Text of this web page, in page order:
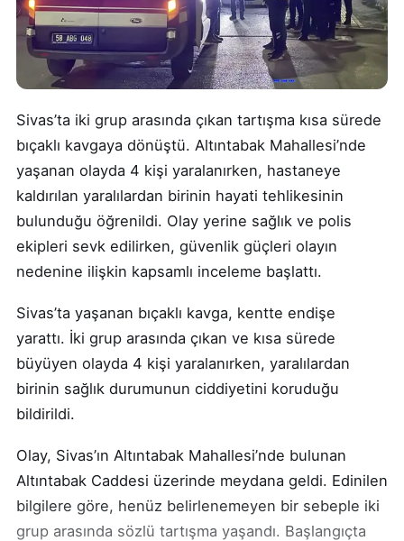
Sivas’ta iki grup arasında çıkan tartışma kısa sürede
bıçaklı kavgaya dönüştü. Altıntabak Mahallesi’nde
yaşanan olayda 4 kişi yaralanırken, hastaneye
kaldırılan yaralılardan birinin hayati tehlikesinin
bulunduğu öğrenildi. Olay yerine sağlık ve polis
ekipleri sevk edilirken, güvenlik güçleri olayın
nedenine ilişkin kapsamlı inceleme başlattı.
Sivas’ta yaşanan bıçaklı kavga, kentte endişe
yarattı. İki grup arasında çıkan ve kısa sürede
büyüyen olayda 4 kişi yaralanırken, yaralılardan
birinin sağlık durumunun ciddiyetini koruduğu
bildirildi.
Olay, Sivas’ın Altıntabak Mahallesi’nde bulunan
Altıntabak Caddesi üzerinde meydana geldi. Edinilen
bilgilere göre, henüz belirlenemeyen bir sebeple iki
grup arasında sözlü tartışma yaşandı. Başlangıçta